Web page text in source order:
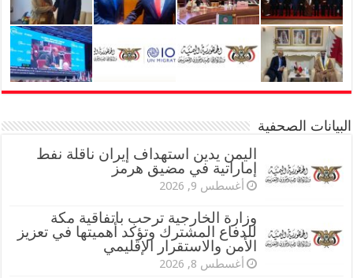
البيانات الصحفية
اليمن يدين استهداف إيران ناقلة نفط
إماراتية في مضيق هرمز
أغسطس 9, 2026
وزارة الخارجية ترحب باتفاقية مكة
للدفاع المشترك وتؤكد أهميتها في تعزيز
الأمن والاستقرار الإقليمي
أغسطس 8, 2026